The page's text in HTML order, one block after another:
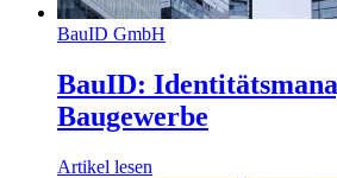
BauID GmbH
BauID:
Baugewerbe
Artikel lesen